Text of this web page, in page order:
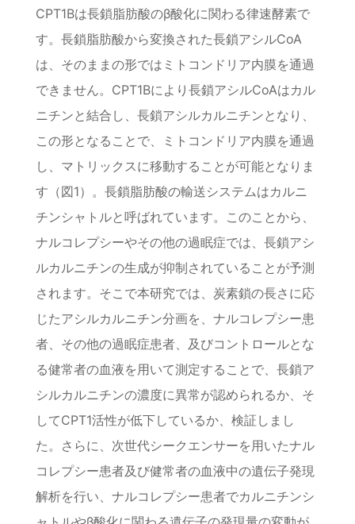
CPT1Bは長鎖脂肪酸のβ酸化に関わる律速酵素で
す。長鎖脂肪酸から変換された長鎖アシルCoA
は、そのままの形ではミトコンドリア内膜を通過
できません。CPT1Bにより長鎖アシルCoAはカル
ニチンと結合し、長鎖アシルカルニチンとなり、
この形となることで、ミトコンドリア内膜を通過
し、マトリックスに移動することが可能となりま
す（図1）。長鎖脂肪酸の輸送システムはカルニ
チンシャトルと呼ばれています。このことから、
ナルコレプシーやその他の過眠症では、長鎖アシ
ルカルニチンの生成が抑制されていることが予測
されます。そこで本研究では、炭素鎖の長さに応
じたアシルカルニチン分画を、ナルコレプシー患
者、その他の過眠症患者、及びコントロールとな
る健常者の血液を用いて測定することで、長鎖ア
シルカルニチンの濃度に異常が認められるか、そ
してCPT1活性が低下しているか、検証しまし
た。さらに、次世代シークエンサーを用いたナル
コレプシー患者及び健常者の血液中の遺伝子発現
解析を行い、ナルコレプシー患者でカルニチンシ